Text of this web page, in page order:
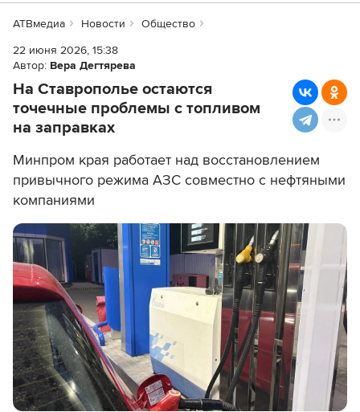
АТВмедиа Новости
Общество
22 июня 2026, 15:38
Автор: Вера Дегтярева
На Ставрополье остаются
точечные проблемы с топливом
на заправках
Минпром края работает над восстановлением
привычного режима АЗС совместно с нефтяными
компаниями